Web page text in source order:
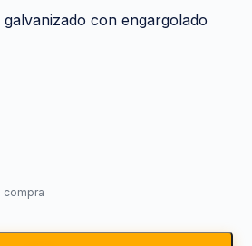
con engargolado
compra